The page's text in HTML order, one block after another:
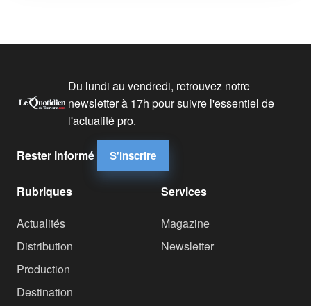
Du lundi au vendredi, retrouvez notre
newsletter à 17h pour suivre l'essentiel de
l'actualité pro.
Rester informé S'inscrire
Rubriques
Actualités
Distribution
Production
Destination
Services
Magazine
Newsletter